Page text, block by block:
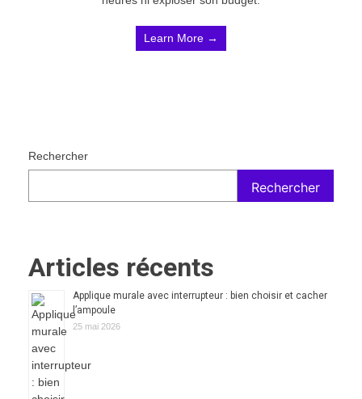
Learn More →
Rechercher
Rechercher
Articles récents
Applique murale avec interrupteur : bien choisir et cacher
l’ampoule
25 mai 2026